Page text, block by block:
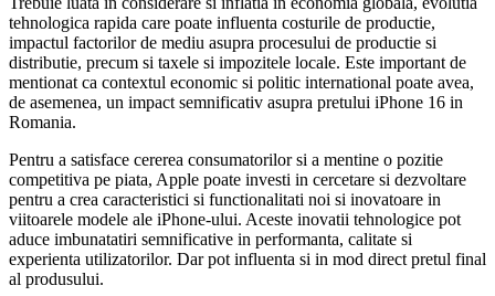
tehnologica rapida care poate influenta costurile de productie,
impactul factorilor de mediu asupra procesului de productie si
distributie, precum si taxele si impozitele locale. Este important de
mentionat ca contextul economic si politic international poate avea,
de asemenea, un impact semnificativ asupra pretului iPhone 16 in
Romania.
Pentru a satisface cererea consumatorilor si a mentine o pozitie
competitiva pe piata, Apple poate investi in cercetare si dezvoltare
pentru a crea caracteristici si functionalitati noi si inovatoare in
viitoarele modele ale iPhone-ului. Aceste inovatii tehnologice pot
aduce imbunatatiri semnificative in performanta, calitate si
experienta utilizatorilor. Dar pot influenta si in mod direct pretul final
al produsului.